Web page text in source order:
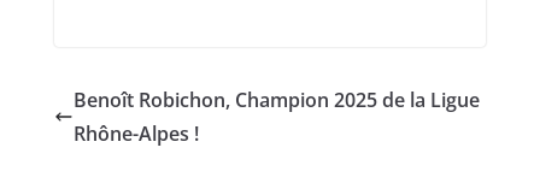
Benoît Robichon, Champion 2025 de la Ligue
Rhône-Alpes !